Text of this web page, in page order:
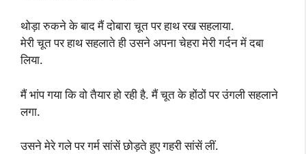
थोड़ा रुकने के बाद मैं दोबारा चूत पर हाथ रख सहलाया.
मेरी चूत पर हाथ सहलाते ही उसने अपना चेहरा मेरी गर्दन में दबा
लिया.
मैं भांप गया कि वो तैयार हो रही है. मैं चूत के होंठों पर उंगली सहलाने
लगा.
उसने मेरे गले पर गर्म सांसें छोड़ते हुए गहरी सांसें लीं.